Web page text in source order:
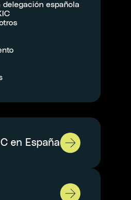
delegación española
en España